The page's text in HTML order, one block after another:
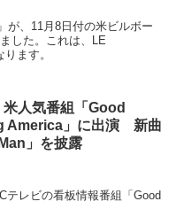
が、11月8日付の米ビルボー
した。これは、LE
ます。
人気番組「Good
America」に出演 新曲
」を披露
テレビの看板情報番組「Good